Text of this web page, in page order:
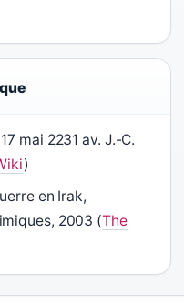
mai 2231 av. J.-C.
)
en Irak,
2003 (The